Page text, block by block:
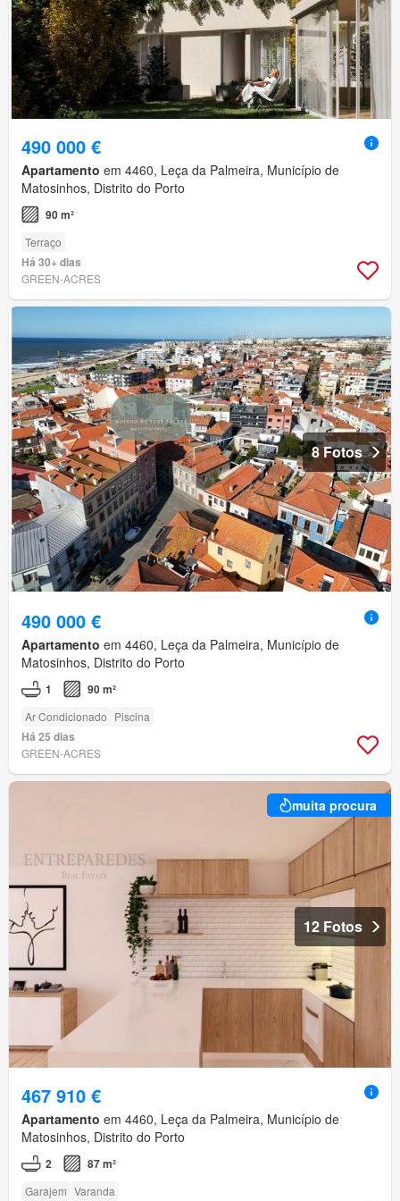
490 000 €
Apartamento em 4460, Leça da Palmeira, Município de
Matosinhos, Distrito do Porto
90 m²
Terraço
Há 30+ dias
GREEN-ACRES
8 Fotos
490 000 €
Apartamento em 4460, Leça da Palmeira, Município de
Matosinhos, Distrito do Porto
1 90 m²
Ar Condicionado Piscina
Há 25 dias
GREEN-ACRES
muita procura
12 Fotos
467 910 €
Apartamento em 4460, Leça da Palmeira, Município de
Matosinhos, Distrito do Porto
2 87 m²
Garajem Varanda